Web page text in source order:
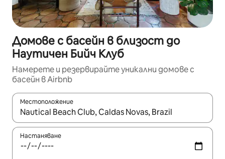
Домове с басейн в близост до
Наутичен Бийч Клуб
Намерете и резервирайте уникални домове с
басейн в Airbnb
Местоположение
Когато резултатите се покажат, използвайте
Настаняване